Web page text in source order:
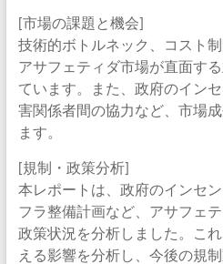
[市場の課題と機会]
技術的ボトルネック、コスト
アサフェティダ市場が直面す
ています。また、政府のイン
害関係者間の協力など、市場
ます。
[規制・政策分析]
本レポートは、政府のインセ
フラ整備計画など、アサフェ
政策状況を分析しました。こ
える影響を分析し、今後の規